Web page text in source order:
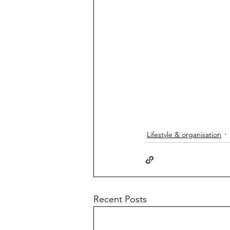
Lifestyle & organisation
Recent Posts